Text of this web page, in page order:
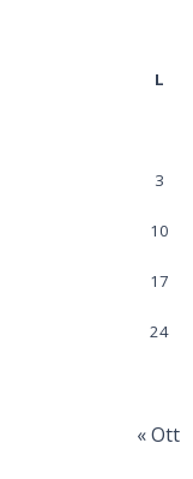
L
3
10
17
24
« Ott